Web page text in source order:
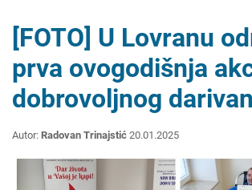
[FOTO] U Lovranu
prva ovogodišnja
dobrovoljnog
Autor: Radovan Trinajstić 20.01.2025